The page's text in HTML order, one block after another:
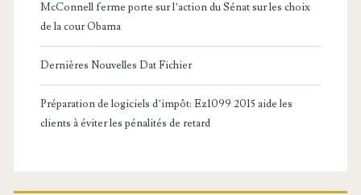
McConnell ferme porte sur l’action du Sénat sur les choix
de la cour Obama
Dernières Nouvelles Dat Fichier
Préparation de logiciels d’impôt: Ez1099 2015 aide les
clients à éviter les pénalités de retard